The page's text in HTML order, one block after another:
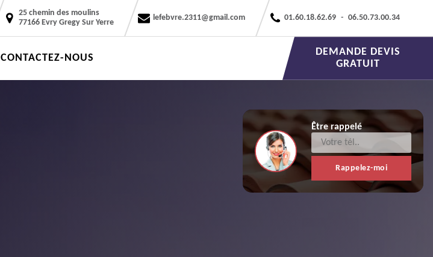
25 chemin des moulins
77166 Evry Gregy Sur Yerre
lefebvre.2311@gmail.com 01.60.18.62.69 - 06.50.73.00.34
CONTACTEZ-NOUS
DEMANDE DEVIS
GRATUIT
Être rappelé